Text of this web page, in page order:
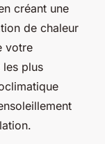
créant une
de chaleur
votre
les plus